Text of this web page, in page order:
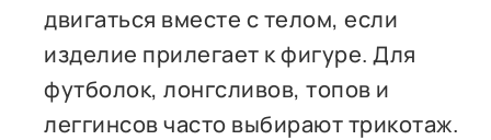
двигаться вместе с телом, если
изделие прилегает к фигуре. Для
футболок, лонгсливов, топов и
леггинсов часто выбирают трикотаж.